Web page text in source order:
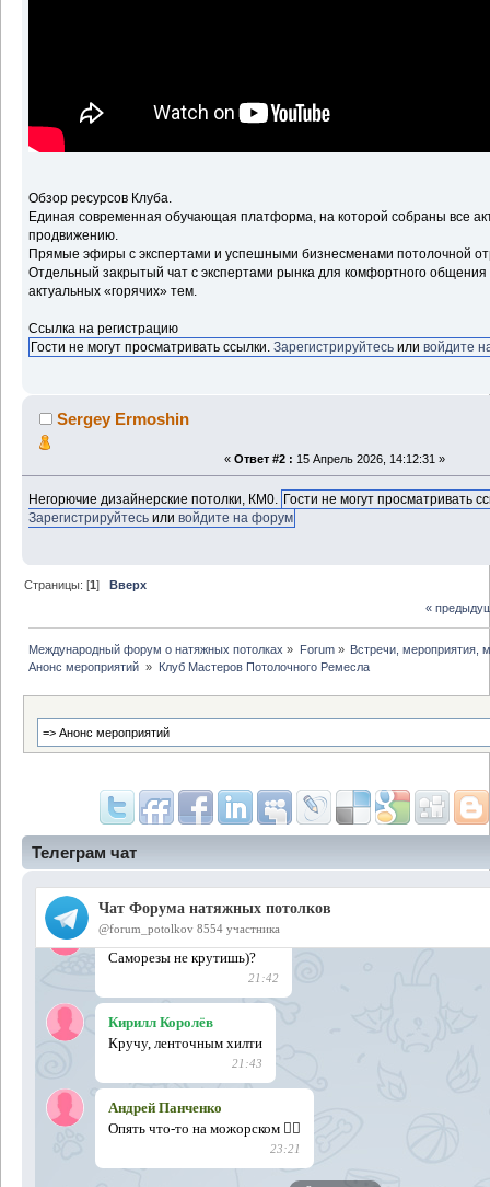
Телеграм чат
Обзор ресурсов Клуба.
Единая современная обучающая платформа, на которой собраны все
продвижению.
Прямые эфиры с экспертами и успешными бизнесменами потолочной
Отдельный закрытый чат с экспертами рынка для комфортного
актуальных «горячих» тем.
Ссылка на регистрацию
Гости не могут просматривать ссылки.Зарегистрируйтесь иливойдите
Sergey Ermoshin
« Ответ #2 : 15 Апрель 2026, 14:12:31 »
Негорючие дизайнерские потолки, КМ0. Гости не могут просматривать
Зарегистрируйтесь иливойдите на форум
Страницы: [1]Вверх
«
Международный форум о натяжных потолках » Forum» Встречи, мероприятия,
Анонс мероприятий » Клуб Мастеров Потолочного Ремесла